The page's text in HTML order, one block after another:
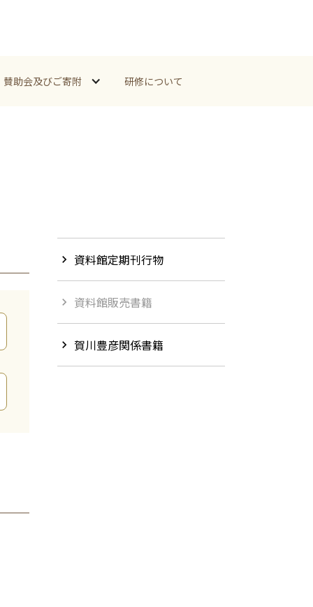
賛助会及びご寄附 研修について
chevron_right 資料館定期刊行物
chevron_right 資料館販売書籍
chevron_right 賀川豊彦関係書籍